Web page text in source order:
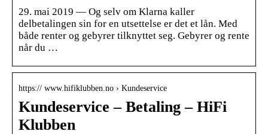
29. mai 2019 — Og selv om Klarna kaller
delbetalingen sin for en utsettelse er det et lån. Med
både renter og gebyrer tilknyttet seg. Gebyrer og rente
når du …
https:// www.hifiklubben.no › Kundeservice
Kundeservice – Betaling – HiFi
Klubben